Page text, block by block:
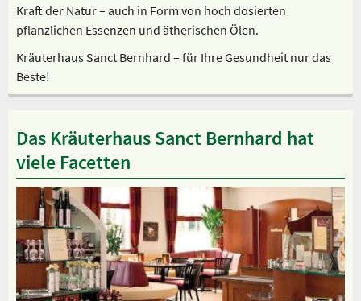
Kraft der Natur – auch in Form von hoch dosierten
pflanzlichen Essenzen und ätherischen Ölen.
Kräuterhaus Sanct Bernhard – für Ihre Gesundheit nur das
Beste!
Das Kräuterhaus Sanct Bernhard hat
viele Facetten